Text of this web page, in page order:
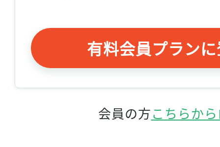
有料会員プラン
会員の方こちらか